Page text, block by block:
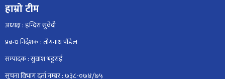
हाम्रो टीम
अध्यक्ष : इन्दिरा सुवेदी
प्रबन्ध निर्देशक : तोयनाथ पौडेल
सम्पादक : सुवाश भट्टराई
सूचना विभाग दर्ता नम्बर : ७३८-०७४/७५